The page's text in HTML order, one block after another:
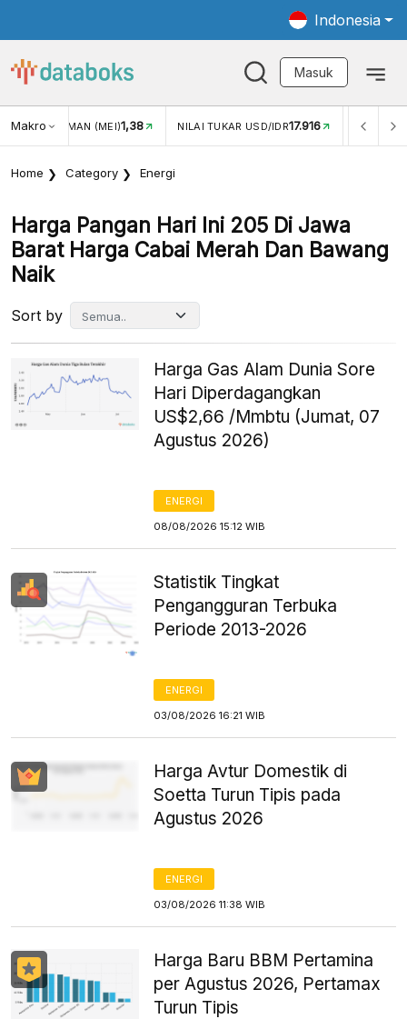
Indonesia
Masuk
Makro
WISMAN (MEI) 1,38 NILAI TUKAR USD/IDR 17.916 INFLASI YOY
Home Category Energi
Harga Pangan Hari Ini 205 Di Jawa
Barat Harga Cabai Merah Dan Bawang
Naik
Sort by
Harga Gas Alam Dunia Sore
Hari Diperdagangkan
US$2,66 /Mmbtu (Jumat, 07
Agustus 2026)
ENERGI
08/08/2026 15:12 WIB
Statistik Tingkat
Pengangguran Terbuka
Periode 2013-2026
ENERGI
03/08/2026 16:21 WIB
Harga Avtur Domestik di
Soetta Turun Tipis pada
Agustus 2026
ENERGI
03/08/2026 11:38 WIB
Harga Baru BBM Pertamina
per Agustus 2026, Pertamax
Turun Tipis